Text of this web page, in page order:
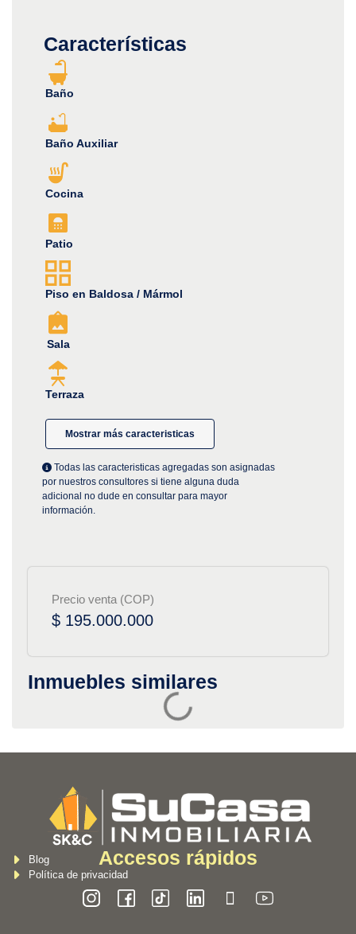
Características
Baño
Baño Auxiliar
Cocina
Patio
Piso en Baldosa / Mármol
Sala
Terraza
Mostrar más caracteristicas
Todas las caracteristicas agregadas son asignadas
por nuestros consultores si tiene alguna duda
adicional no dude en consultar para mayor
información.
Precio venta (COP)
$ 195.000.000
Inmuebles similares
Accesos rápidos
Blog
Política de privacidad